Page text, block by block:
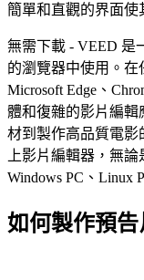
簡單和直觀的界面使
無需下載 - VEED 是
的瀏覽器中使用。在
Microsoft Edge、
體和復雜的影片編輯
材到製作高品質電影
上影片編輯器，無論
Windows PC、Linux
如何製作預告